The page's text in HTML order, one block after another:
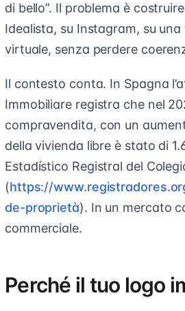
di bello”. Il problema è
Idealista, su Instagram, su
virtuale, senza perdere
Il contesto conta. In Spagna
Immobiliare registra che nel
compravendita, con un
della vivienda libre è stato di
Estadístico Registral del
(https://
de-proprietà). In un mercato
commerciale.
Perché il tuo logo